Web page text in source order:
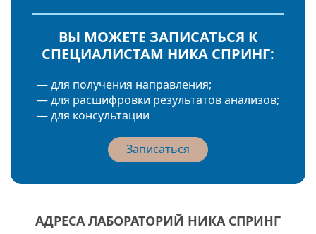
ВЫ МОЖЕТЕ ЗАПИСАТЬСЯ К
СПЕЦИАЛИСТАМ НИКА СПРИНГ:
— для получения направления;
— для расшифровки результатов анализов;
— для консультации
Записаться
АДРЕСА ЛАБОРАТОРИЙ НИКА СПРИНГ